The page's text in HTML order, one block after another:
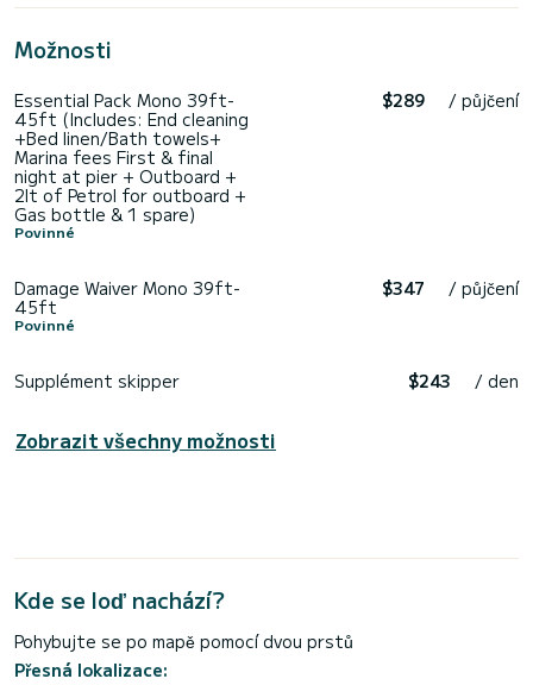
Možnosti
Essential Pack Mono 39ft-
45ft (Includes: End cleaning
+Bed linen/Bath towels+
Marina fees First & final
night at pier + Outboard +
2lt of Petrol for outboard +
Gas bottle & 1 spare)
Povinné
$289 / půjčení
Damage Waiver Mono 39ft-
45ft
Povinné
$347 / půjčení
Supplément skipper $243 / den
Zobrazit všechny možnosti
Kde se loď nachází?
Pohybujte se po mapě pomocí dvou prstů
Přesná lokalizace: